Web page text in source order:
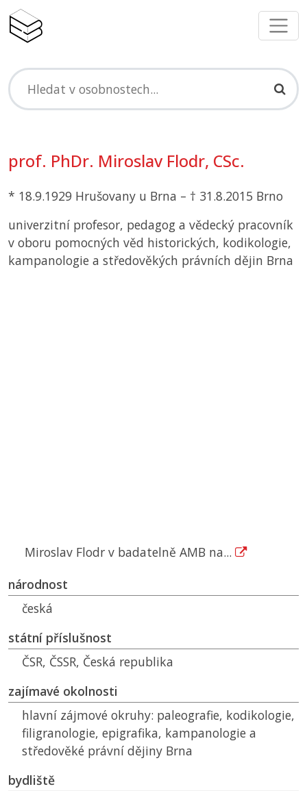
prof. PhDr. Miroslav Flodr, CSc.
* 18.9.1929 Hrušovany u Brna – † 31.8.2015 Brno
univerzitní profesor, pedagog a vědecký pracovník
v oboru pomocných věd historických, kodikologie,
kampanologie a středověkých právních dějin Brna
Miroslav Flodr v badatelně AMB na...
národnost
česká
státní příslušnost
ČSR, ČSSR, Česká republika
zajímavé okolnosti
hlavní zájmové okruhy: paleografie, kodikologie,
filigranologie, epigrafika, kampanologie a
středověké právní dějiny Brna
bydliště